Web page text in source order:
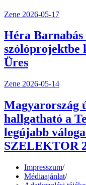
Zene 2026-05-17
Héra
szólóprojektbe
Üres
Zene 2026-05-14
Magyarország
hallgatható a
legújabb
SZELEKTOR
Impresszum/
Médiaajánlat/